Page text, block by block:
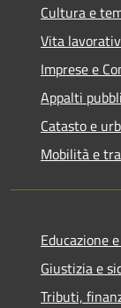
Cultura e
Vita
Imprese e
Appalti
Catasto e
Mobilità e
Educazione
Giustizia e
Tributi,